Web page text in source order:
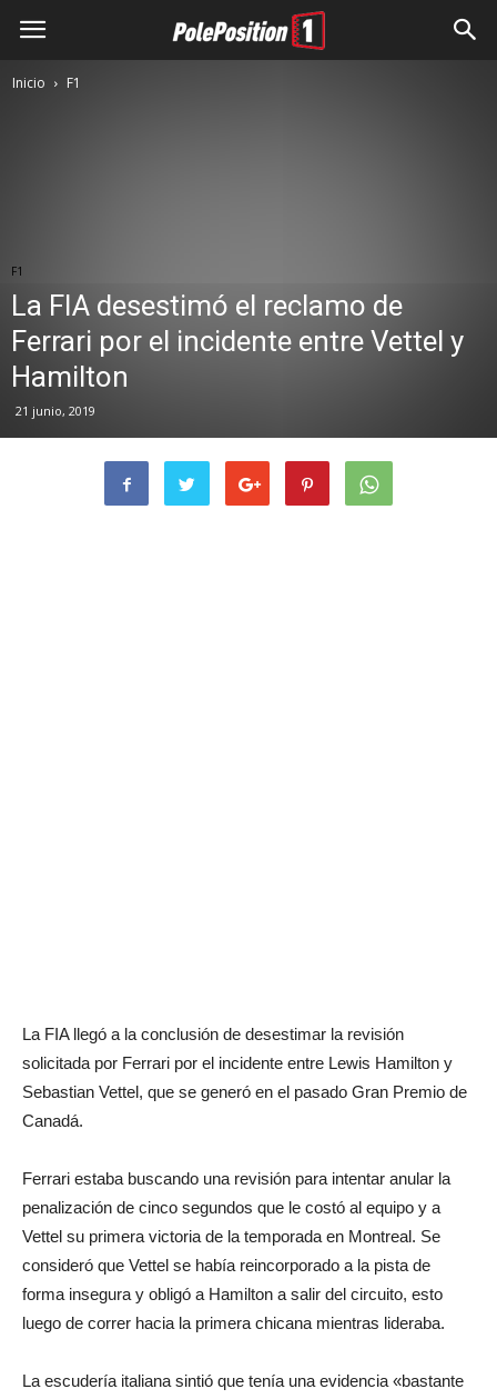
Inicio F1
F1
La FIA desestimó el reclamo de
Ferrari por el incidente entre Vettel y
Hamilton
21 junio, 2019
La FIA llegó a la conclusión de desestimar la revisión
solicitada por Ferrari por el incidente entre Lewis Hamilton y
Sebastian Vettel, que se generó en el pasado Gran Premio de
Canadá.
Ferrari estaba buscando una revisión para intentar anular la
penalización de cinco segundos que le costó al equipo y a
Vettel su primera victoria de la temporada en Montreal. Se
consideró que Vettel se había reincorporado a la pista de
forma insegura y obligó a Hamilton a salir del circuito, esto
luego de correr hacia la primera chicana mientras lideraba.
La escudería italiana sintió que tenía una evidencia «bastante